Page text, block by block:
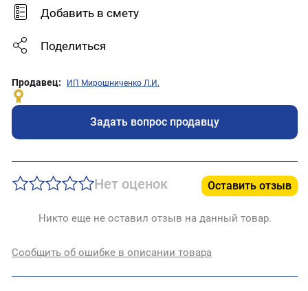
Добавить в смету
Поделиться
Продавец: ИП Мирошниченко Л.И.
Задать вопрос продавцу
Нет оценок Оставить отзыв
Никто еще не оставил отзыв на данный товар.
Сообщить об ошибке в описании товара